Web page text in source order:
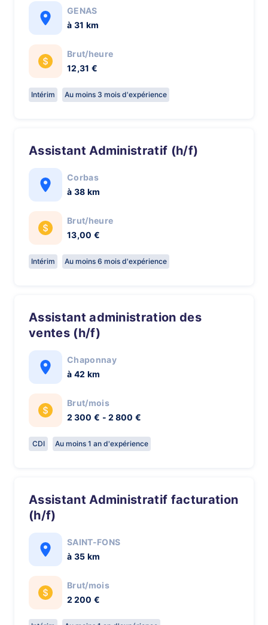
GENAS
à 31 km
Brut/heure
12,31 €
Intérim Au moins 3 mois d'expérience
Assistant Administratif (h/f)
Corbas
à 38 km
Brut/heure
13,00 €
Intérim Au moins 6 mois d'expérience
Assistant administration des
ventes (h/f)
Chaponnay
à 42 km
Brut/mois
2 300 € - 2 800 €
CDI Au moins 1 an d'expérience
Assistant Administratif facturation
(h/f)
SAINT-FONS
à 35 km
Brut/mois
2 200 €